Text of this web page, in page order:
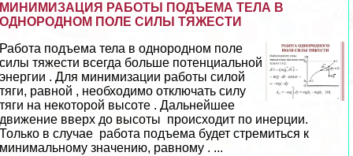
МИНИМИЗАЦИЯ РАБОТЫ ПОДЪЕМА ТЕЛА В
ОДНОРОДНОМ ПОЛЕ СИЛЫ ТЯЖЕСТИ
Работа подъема тела в однородном поле
силы тяжести всегда больше потенциальной
энергии . Для минимизации работы силой
тяги, равной , необходимо отключать силу
тяги на некоторой высоте . Дальнейшее
движение вверх до высоты происходит по инерции.
Только в случае работа подъема будет стремиться к
минимальному значению, равному . ...